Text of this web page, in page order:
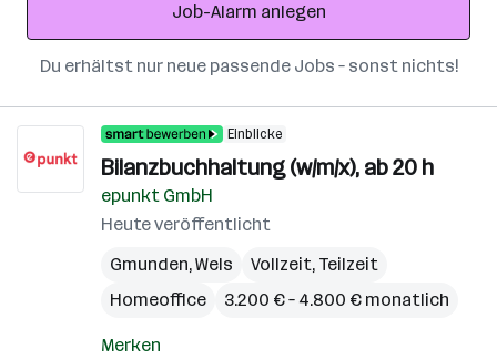
Job-Alarm anlegen
Du erhältst nur neue passende Jobs – sonst nichts!
Einblicke
Bilanzbuchhaltung (w/m/x), ab 20 h
epunkt GmbH
Heute veröffentlicht
Gmunden,Wels
Vollzeit, Teilzeit
Homeoffice
3.200 € – 4.800 € monatlich
Merken